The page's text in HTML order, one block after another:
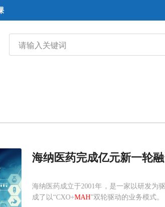
海纳医药完成亿元新一轮
海纳医药成立于2001年，是一家以研发为
成了以“CXO+MAH”双轮驱动的业务模式。